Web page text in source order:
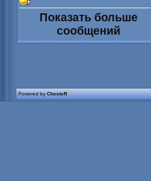
Показать больше
сообщений
Powered byChesteR